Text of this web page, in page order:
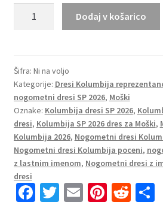
Nogometni
dresi
Richard
Rios
#6
Domači
rumena
količina
Dodaj v košarico
Šifra: Ni na voljo
Kategorije: Dresi Kolumbija
nogometni dresi SP 2026, Moški
Oznake: Kolumbija dresi SP 2026,
dresi, Kolumbija SP 2026 dres za Moški,
Kolumbija 2026, Nogometni dresi
Nogometni dresi Kolumbija poceni,
z lastnim imenom, Nogometni dresi z
dresi
Fa T E Pi R S